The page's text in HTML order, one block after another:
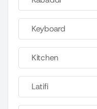
Keyboard
Kitchen
Latifi